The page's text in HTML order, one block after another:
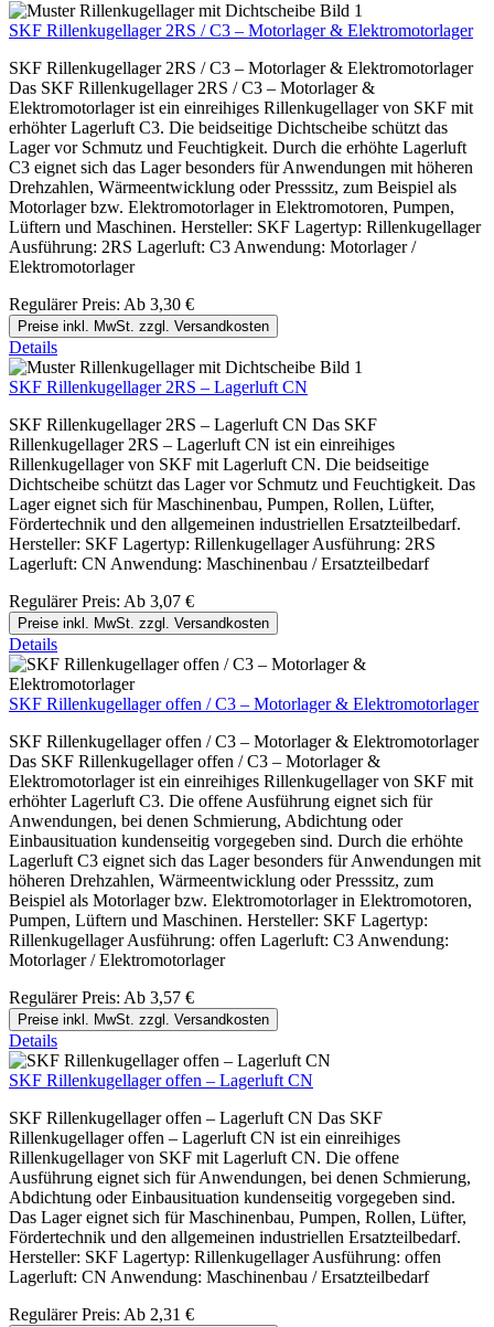
SKF Rillenkugellager 2RS / C3 – Motorlager & Elektromotorlager
SKF Rillenkugellager 2RS / C3 – Motorlager & Elektromotorlager
Das SKF Rillenkugellager 2RS / C3 – Motorlager &
Elektromotorlager ist ein einreihiges Rillenkugellager von SKF mit
erhöhter Lagerluft C3. Die beidseitige Dichtscheibe schützt das
Lager vor Schmutz und Feuchtigkeit. Durch die erhöhte Lagerluft
C3 eignet sich das Lager besonders für Anwendungen mit höheren
Drehzahlen, Wärmeentwicklung oder Presssitz, zum Beispiel als
Motorlager bzw. Elektromotorlager in Elektromotoren, Pumpen,
Lüftern und Maschinen. Hersteller: SKF Lagertyp: Rillenkugellager
Ausführung: 2RS Lagerluft: C3 Anwendung: Motorlager /
Elektromotorlager
Regulärer Preis: Ab 3,30 €
Preise inkl. MwSt. zzgl. Versandkosten
Details
SKF Rillenkugellager 2RS – Lagerluft CN
SKF Rillenkugellager 2RS – Lagerluft CN Das SKF
Rillenkugellager 2RS – Lagerluft CN ist ein einreihiges
Rillenkugellager von SKF mit Lagerluft CN. Die beidseitige
Dichtscheibe schützt das Lager vor Schmutz und Feuchtigkeit. Das
Lager eignet sich für Maschinenbau, Pumpen, Rollen, Lüfter,
Fördertechnik und den allgemeinen industriellen Ersatzteilbedarf.
Hersteller: SKF Lagertyp: Rillenkugellager Ausführung: 2RS
Lagerluft: CN Anwendung: Maschinenbau / Ersatzteilbedarf
Regulärer Preis: Ab 3,07 €
Preise inkl. MwSt. zzgl. Versandkosten
Details
SKF Rillenkugellager offen / C3 – Motorlager & Elektromotorlager
SKF Rillenkugellager offen / C3 – Motorlager & Elektromotorlager
Das SKF Rillenkugellager offen / C3 – Motorlager &
Elektromotorlager ist ein einreihiges Rillenkugellager von SKF mit
erhöhter Lagerluft C3. Die offene Ausführung eignet sich für
Anwendungen, bei denen Schmierung, Abdichtung oder
Einbausituation kundenseitig vorgegeben sind. Durch die erhöhte
Lagerluft C3 eignet sich das Lager besonders für Anwendungen mit
höheren Drehzahlen, Wärmeentwicklung oder Presssitz, zum
Beispiel als Motorlager bzw. Elektromotorlager in Elektromotoren,
Pumpen, Lüftern und Maschinen. Hersteller: SKF Lagertyp:
Rillenkugellager Ausführung: offen Lagerluft: C3 Anwendung:
Motorlager / Elektromotorlager
Regulärer Preis: Ab 3,57 €
Preise inkl. MwSt. zzgl. Versandkosten
Details
SKF Rillenkugellager offen – Lagerluft CN
SKF Rillenkugellager offen – Lagerluft CN Das SKF
Rillenkugellager offen – Lagerluft CN ist ein einreihiges
Rillenkugellager von SKF mit Lagerluft CN. Die offene
Ausführung eignet sich für Anwendungen, bei denen Schmierung,
Abdichtung oder Einbausituation kundenseitig vorgegeben sind.
Das Lager eignet sich für Maschinenbau, Pumpen, Rollen, Lüfter,
Fördertechnik und den allgemeinen industriellen Ersatzteilbedarf.
Hersteller: SKF Lagertyp: Rillenkugellager Ausführung: offen
Lagerluft: CN Anwendung: Maschinenbau / Ersatzteilbedarf
Regulärer Preis: Ab 2,31 €